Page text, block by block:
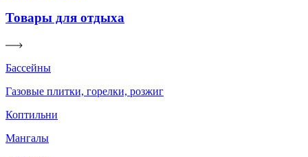
Товары для отдыха
Бассейны
Газовые плитки, горелки, розжиг
Коптильни
Мангалы